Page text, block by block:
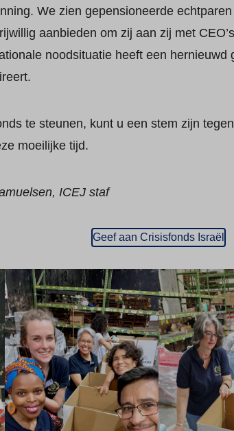
We zien gepensioneerde
aanbieden om zij aan zij met
noodsituatie heeft een
te steunen, kunt u een stem zijn
moeilijke tijd.
ICEJ staf
Geef aan Crisisfonds Israël